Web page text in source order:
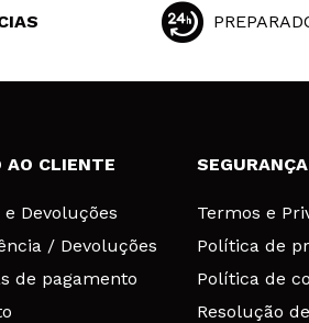
AO CLIENTE
e Devoluções
/ Devoluções
de pagamento
Termos e
Política de
Política de
Resolução